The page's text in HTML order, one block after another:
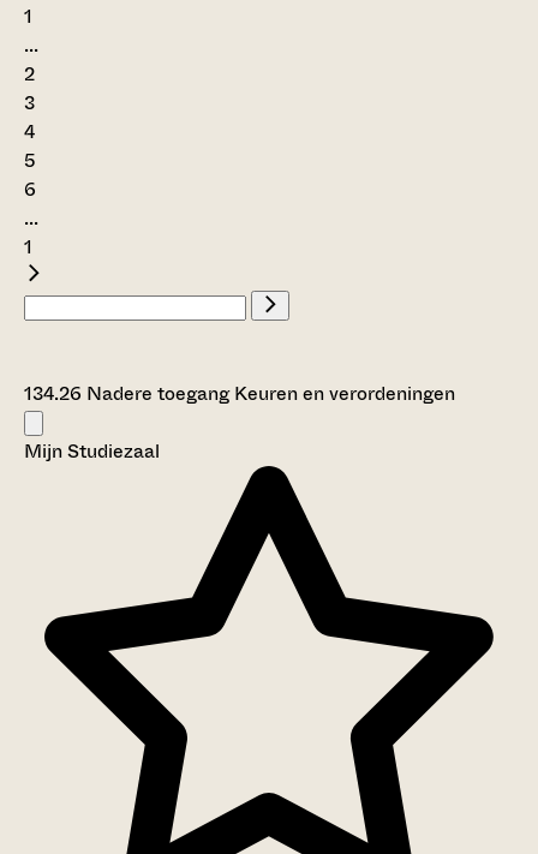
1
...
2
3
4
5
6
...
1
134.26 Nadere toegang Keuren en verordeningen
Mijn Studiezaal